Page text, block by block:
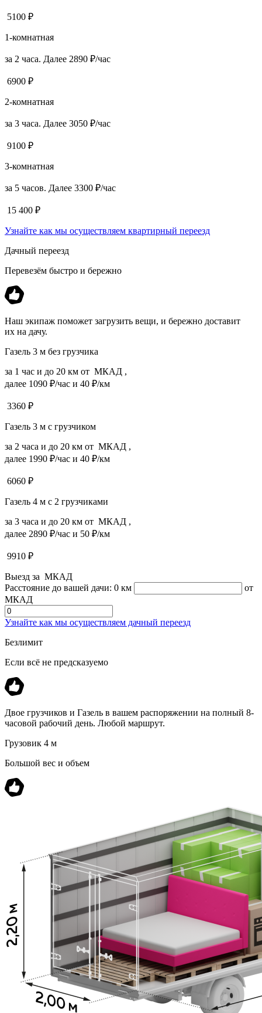
5100 ₽
1-комнатная
за 2 часа. Далее 2890 ₽/час
6900 ₽
2-комнатная
за 3 часа. Далее 3050 ₽/час
9100 ₽
3-комнатная
за 5 часов. Далее 3300 ₽/час
15 400 ₽
Узнайте как мы осуществляем квартирный переезд
Дачный переезд
Перевезём быстро и бережно
Наш экипаж поможет загрузить вещи, и бережно доставит
их на дачу.
Газель 3 м без грузчика
за 1 час и до 20 км от МКАД ,
далее 1090 ₽/час и 40 ₽/км
3360 ₽
Газель 3 м с грузчиком
за 2 часа и до 20 км от МКАД ,
далее 1990 ₽/час и 40 ₽/км
6060 ₽
Газель 4 м с 2 грузчиками
за 3 часа и до 20 км от МКАД ,
далее 2890 ₽/час и 50 ₽/км
9910 ₽
Выезд за МКАД
Расстояние до вашей дачи: 0 км
от
МКАД
Узнайте как мы осуществляем дачный переезд
Безлимит
Если всё не предсказуемо
Двое грузчиков и Газель в вашем распоряжении на полный 8-
часовой рабочий день. Любой маршрут.
Грузовик 4 м
Большой вес и объем